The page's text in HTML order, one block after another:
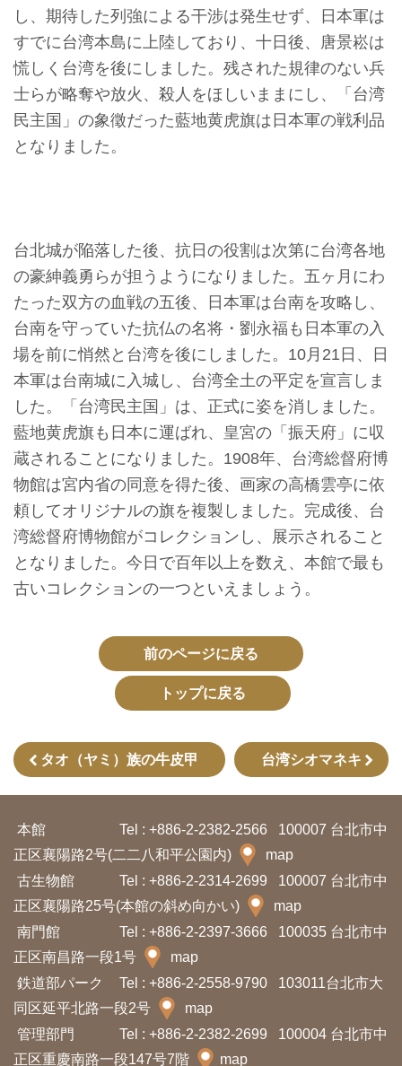
台
博
館
い
サ
イ
ト
マ
ッ
プ
デ
ー
タ
開
放
宣
言
ジ
イ
ト
マ
ッ
プ
中
En
glis
Ba
し、期待した列強による干涉は発生せず、日本軍は
すでに台湾本島に上陸しており、十日後、唐景崧は
慌しく台湾を後にしました。残された規律のない兵
士らが略奪や放火、殺人をほしいままにし、「台湾
民主国」の象徵だった藍地黄虎旗は日本軍の戦利品
となりました。
台北城が陥落した後、抗日の役割は次第に台湾各地
の豪紳義勇らが担うようになりました。五ヶ月にわ
たった双方の血戦の五後、日本軍は台南を攻略し、
台南を守っていた抗仏の名将・劉永福も日本軍の入
場を前に悄然と台湾を後にしました。10月21日、日
本軍は台南城に入城し、台湾全土の平定を宣言しま
した。「台湾民主国」は、正式に姿を消しました。
藍地黄虎旗も日本に運ばれ、皇宮の「振天府」に収
蔵されることになりました。1908年、台湾総督府博
物館は宮内省の同意を得た後、画家の高橋雲亭に依
頼してオリジナルの旗を複製しました。完成後、台
湾総督府博物館がコレクションし、展示されること
となりました。今日で百年以上を数え、本館で最も
古いコレクションの一つといえましょう。
前のページに戻る
トップに戻る
タオ（ヤミ）族の牛皮甲 台湾シオマネキ
本館 Tel : +886-2-2382-2566
100007 台北市中
正区襄陽路2号(二二八和平公園内)
map
古生物館
Tel : +886-2-2314-2699
100007 台北市中
正区襄陽路25号(本館の斜め向かい)
map
南門館
Tel : +886-2-2397-3666
100035 台北市中
正区南昌路一段1号
map
鉄道部パーク
Tel : +886-2-2558-9790
103011台北市大
同区延平北路一段2号
map
管理部門
Tel : +886-2-2382-2699
100004 台北市中
正区重慶南路一段147号7階
map